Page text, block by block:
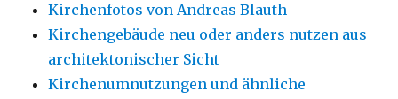
Kirchenfotos von Andreas Blauth
Kirchengebäude neu oder anders nutzen aus
architektonischer Sicht
Kirchenumnutzungen und ähnliche